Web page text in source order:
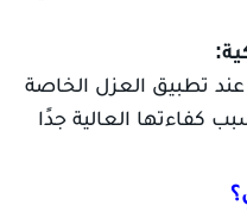
تطبيق العزل الخاصة
كفاءتها العالية جدًا